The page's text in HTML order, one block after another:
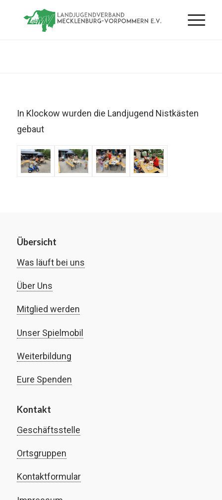
In Klockow wurden die Landjugend Nistkästen
gebaut
Übersicht
Was läuft bei uns
Über Uns
Mitglied werden
Unser Spielmobil
Weiterbildung
Eure Spenden
Kontakt
Geschäftsstelle
Ortsgruppen
Kontaktformular